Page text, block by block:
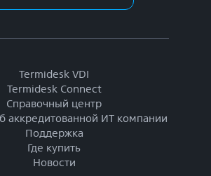
Termidesk VDI
Termidesk Connect
Справочный центр
аккредитованной ИТ компании
Поддержка
Где купить
Новости